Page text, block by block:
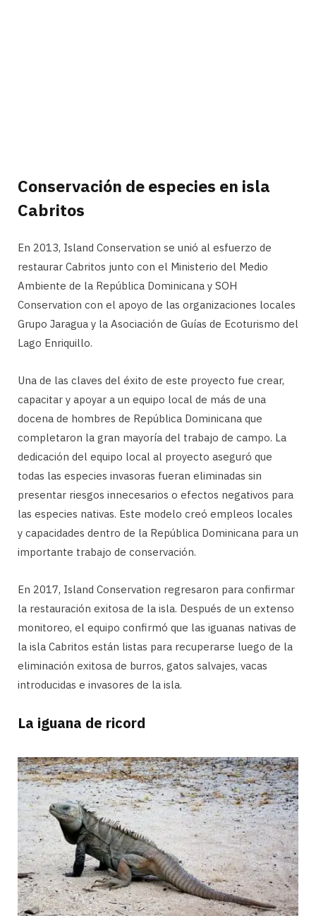
Conservación de especies en isla
Cabritos
En 2013, Island Conservation se unió al esfuerzo de
restaurar Cabritos junto con el Ministerio del Medio
Ambiente de la República Dominicana y SOH
Conservation con el apoyo de las organizaciones locales
Grupo Jaragua y la Asociación de Guías de Ecoturismo del
Lago Enriquillo.
Una de las claves del éxito de este proyecto fue crear,
capacitar y apoyar a un equipo local de más de una
docena de hombres de República Dominicana que
completaron la gran mayoría del trabajo de campo. La
dedicación del equipo local al proyecto aseguró que
todas las especies invasoras fueran eliminadas sin
presentar riesgos innecesarios o efectos negativos para
las especies nativas. Este modelo creó empleos locales
y capacidades dentro de la República Dominicana para un
importante trabajo de conservación.
En 2017, Island Conservation regresaron para confirmar
la restauración exitosa de la isla. Después de un extenso
monitoreo, el equipo confirmó que las iguanas nativas de
la isla Cabritos están listas para recuperarse luego de la
eliminación exitosa de burros, gatos salvajes, vacas
introducidas e invasores de la isla.
La iguana de ricord